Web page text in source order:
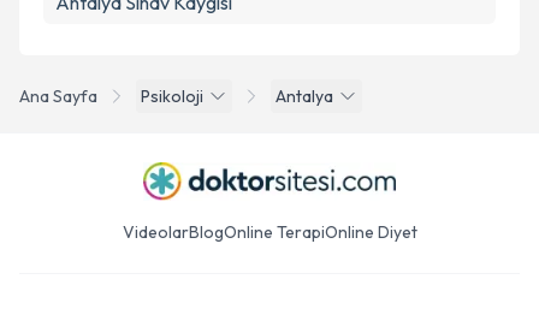
Ana Sayfa Psikoloji Antalya
VideolarBlogOnline TerapiOnline Diyet